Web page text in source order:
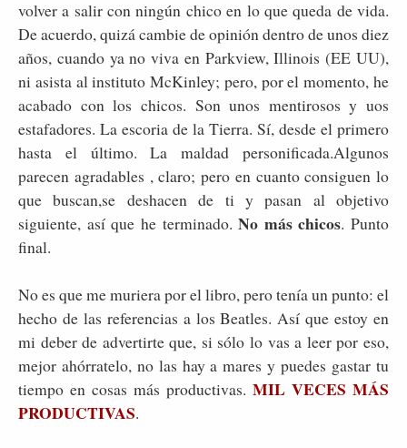
volver a salir con ningún chico en lo que queda de vida.
De acuerdo, quizá cambie de opinión dentro de unos diez
años, cuando ya no viva en Parkview, Illinois (EE UU),
ni asista al instituto McKinley; pero, por el momento, he
acabado con los chicos. Son unos mentirosos y uos
estafadores. La escoria de la Tierra. Sí, desde el primero
hasta el último. La maldad personificada.Algunos
parecen agradables , claro; pero en cuanto consiguen lo
que buscan,se deshacen de ti y pasan al objetivo
siguiente, así que he terminado.No más chicos. Punto
final.
No es que me muriera por el libro, pero tenía un punto: el
hecho de las referencias a los Beatles. Así que estoy en
mi deber de advertirte que, si sólo lo vas a leer por eso,
mejor ahórratelo, no las hay a mares y puedes gastar tu
tiempo en cosas más productivas. MIL VECES MÁS
PRODUCTIVAS.